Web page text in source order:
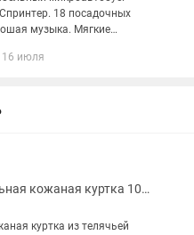
18 посадочных
музыка. Мягкие
Той. Выезды на
16 июля
Натуральная кожаная куртка 100%.
куртка из телячьей